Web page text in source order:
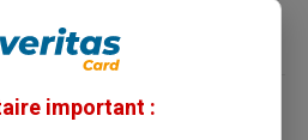
important :